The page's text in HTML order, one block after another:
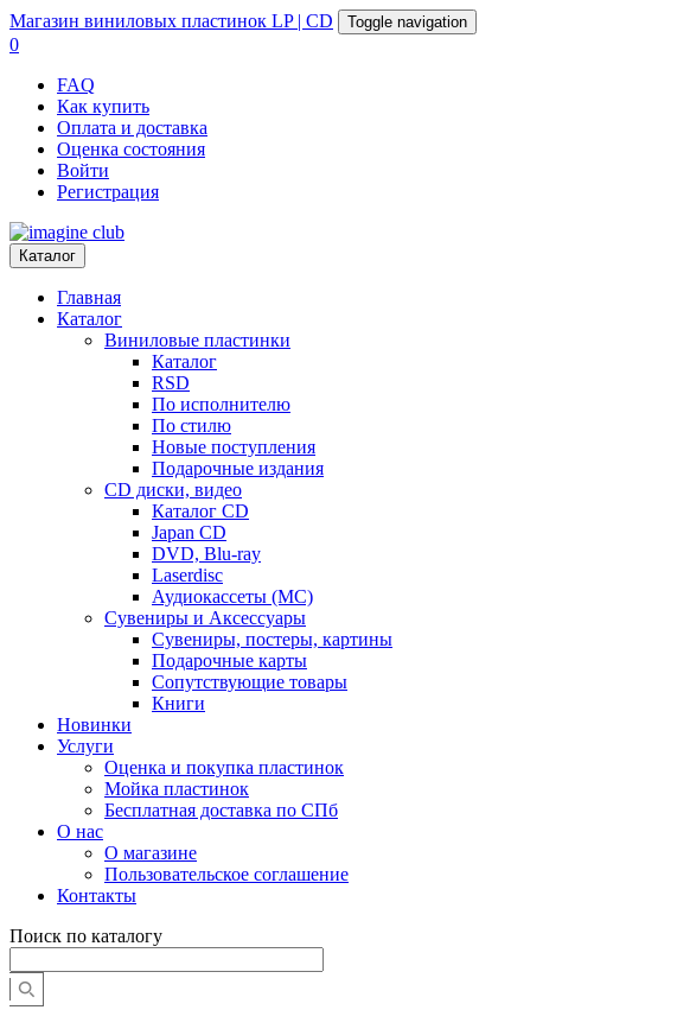
Магазин виниловых пластинок LP | CD Toggle navigation
0
FAQ
Как купить
Оплата и доставка
Оценка состояния
Войти
Регистрация
Каталог
Главная
Каталог
Виниловые пластинки
Каталог
RSD
По исполнителю
По стилю
Новые поступления
Подарочные издания
CD диски, видео
Каталог CD
Japan CD
DVD, Blu-ray
Laserdisc
Аудиокассеты (MC)
Сувениры и Аксессуары
Сувениры, постеры, картины
Подарочные карты
Сопутствующие товары
Книги
Новинки
Услуги
Оценка и покупка пластинок
Мойка пластинок
Бесплатная доставка по СПб
О нас
О магазине
Пользовательское соглашение
Контакты
Поиск по каталогу